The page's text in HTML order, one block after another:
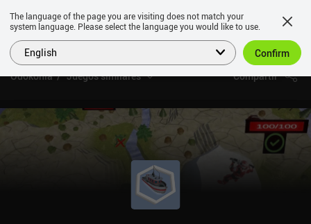
Odokonia Juegos similares Compartir
The language of the page you are visiting does not match your
system language. Please select the language you would like to use.
English Confirm